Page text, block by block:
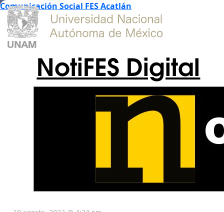
Comunicación Social FES Acatlán
NotiFES Digital